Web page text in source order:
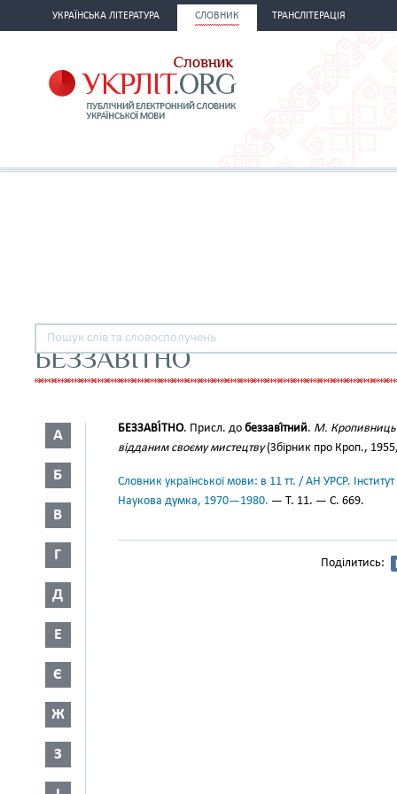
УКРАЇНСЬКА ЛІТЕРАТУРА СЛОВНИК ТРАНСЛІТЕРАЦІЯ
БЕЗЗАВІТНО
А
Б
В
Г
Д
Е
Є
Ж
З
БЕЗЗАВІ́ТНО. Присл. до беззаві́тний. М.
відданим своєму мистецтву(Збірник про Кроп.,
Словник української мови: в 11 тт. / АН УРСР.
Наукова думка, 1970—1980. — Т. 11. — С. 669.
Поділитись: